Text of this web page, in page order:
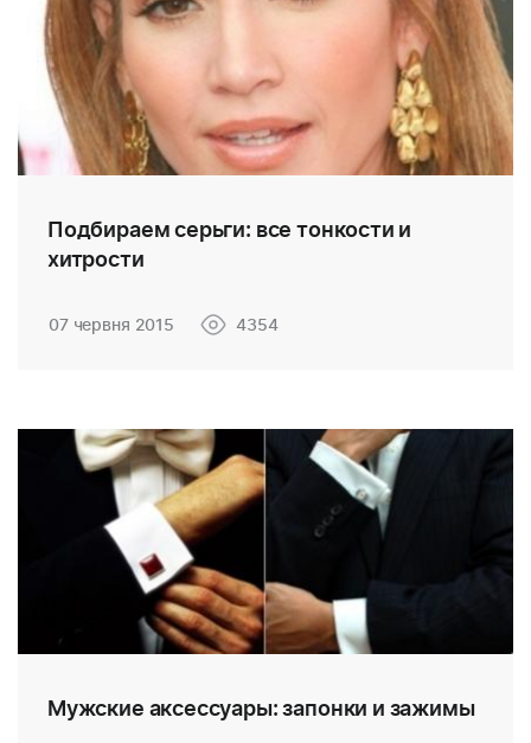
Подбираем серьги: все тонкости и
хитрости
07 червня 2015 4354
Мужские аксессуары: запонки и зажимы